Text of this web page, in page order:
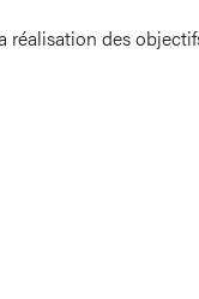
réalisation des